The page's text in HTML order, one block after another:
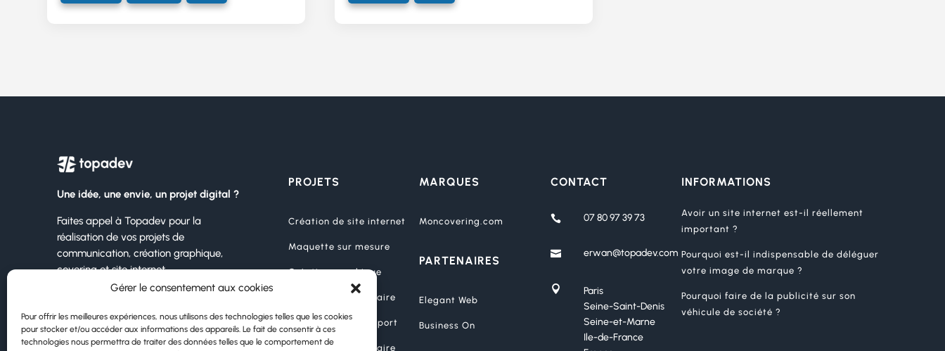
Gérer le consentement aux cookies
Pour offrir les meilleures expériences, nous utilisons des technologies telles que les cookies
pour stocker et/ou accéder aux informations des appareils. Le fait de consentir à ces
technologies nous permettra de traiter des données telles que le comportement de
Une idée, une envie, un projet digital ?
Faites appel à Topadev pour la
réalisation de vos projets de
communication, création graphique,
covering et site internet.
CONTACTEZ-NOUS
PROJETS
Création de site internet
Maquette sur mesure
Création graphique
Marquage publicitaire
Impression sur support
Marquage publicitaire
MARQUES
Moncovering.com
PARTENAIRES
Elegant Web
Business On
CONTACT
 07 80 97 39 73
 erwan@topadev.com

Paris
Seine-Saint-Denis
Seine-et-Marne
Ile-de-France
INFORMATIONS
Avoir un site internet est-il réellement
important ?
Pourquoi est-il indispensable de déléguer
votre image de marque ?
Pourquoi faire de la publicité sur son
véhicule de société ?